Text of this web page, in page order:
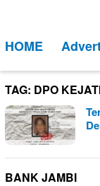
kontenMobile
HOME
TAG: DPO
BANK JAMBI